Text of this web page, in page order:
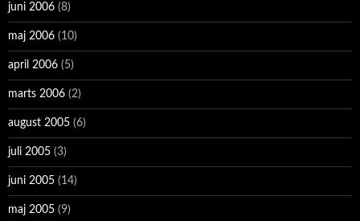
juni 2006 (8)
maj 2006 (10)
april 2006 (5)
marts 2006 (2)
august 2005 (6)
juli 2005 (3)
juni 2005 (14)
maj 2005 (9)